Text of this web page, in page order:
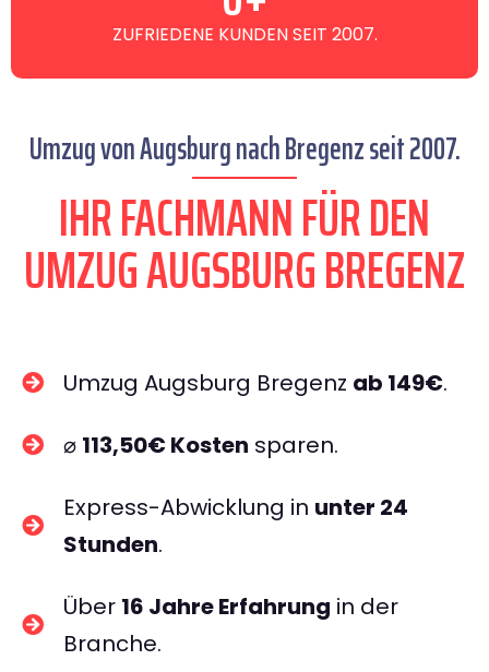
ZUFRIEDENE KUNDEN SEIT 2007.
Umzug von Augsburg nach Bregenz seit 2007.
IHR FACHMANN FÜR DEN
UMZUG AUGSBURG BREGENZ
Umzug Augsburg Bregenz ab 149€.
⌀ 113,50€ Kosten sparen.
Express-Abwicklung in unter 24
Stunden.
Über 16 Jahre Erfahrung in der
Branche.